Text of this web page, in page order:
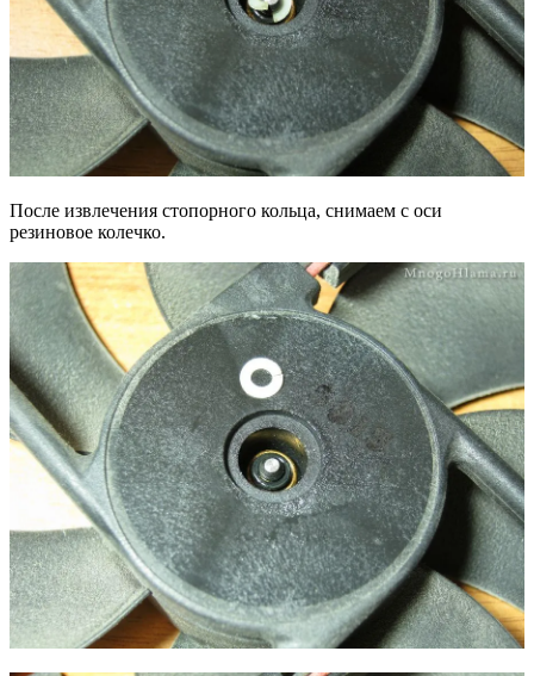
После извлечения стопорного кольца, снимаем с оси
резиновое колечко.